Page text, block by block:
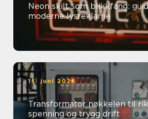
Neon skilt som blikkfang:
moderne lysreklame
11. juni 2026
Transformator nøkkelen til riktig
spenning og trygg drift